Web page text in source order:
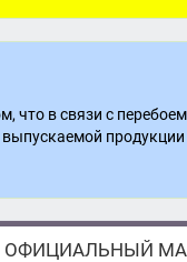
что в связи с
ОФИЦИАЛЬНЫЙ